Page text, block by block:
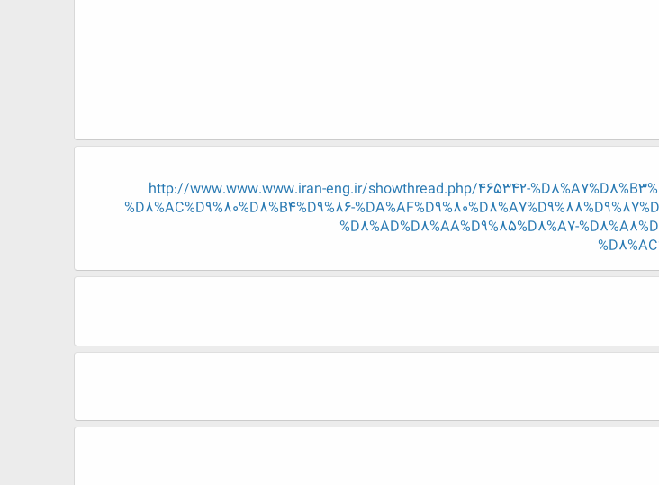
http://www.www.www.iran-eng.ir/showthread.php/465342-
%D8%AC%D9%80%D8%B4%D9%86-
%D8%AD%D8%AA%D9%85%D8%A7-